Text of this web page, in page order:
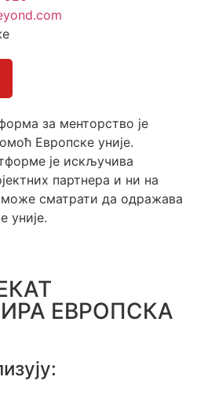
за менторство је
Европске уније.
је искључива
партнера и ни на
може сматрати да одражава
уније.
ЕВРОПСКА